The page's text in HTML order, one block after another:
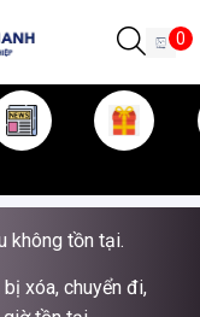
0
không tồn tại.
xóa, chuyển đi,